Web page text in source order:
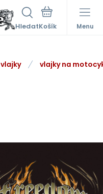
Hledat Menu
vlajky
vlajky na